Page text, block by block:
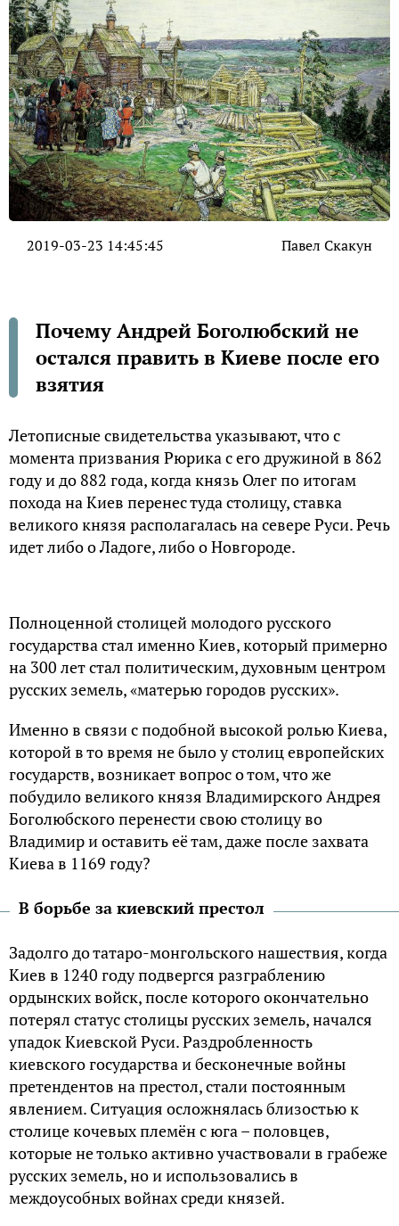
2019-03-23 14:45:45 Павел Скакун
Почему Андрей Боголюбский не
остался править в Киеве после его
взятия
Летописные свидетельства указывают, что с
момента призвания Рюрика с его дружиной в 862
году и до 882 года, когда князь Олег по итогам
похода на Киев перенес туда столицу, ставка
великого князя располагалась на севере Руси. Речь
идет либо о Ладоге, либо о Новгороде.
Полноценной столицей молодого русского
государства стал именно Киев, который примерно
на 300 лет стал политическим, духовным центром
русских земель, «матерью городов русских».
Именно в связи с подобной высокой ролью Киева,
которой в то время не было у столиц европейских
государств, возникает вопрос о том, что же
побудило великого князя Владимирского Андрея
Боголюбского перенести свою столицу во
Владимир и оставить её там, даже после захвата
Киева в 1169 году?
В борьбе за киевский престол
Задолго до татаро-монгольского нашествия, когда
Киев в 1240 году подвергся разграблению
ордынских войск, после которого окончательно
потерял статус столицы русских земель, начался
упадок Киевской Руси. Раздробленность
киевского государства и бесконечные войны
претендентов на престол, стали постоянным
явлением. Ситуация осложнялась близостью к
столице кочевых племён с юга – половцев,
которые не только активно участвовали в грабеже
русских земель, но и использовались в
междоусобных войнах среди князей.